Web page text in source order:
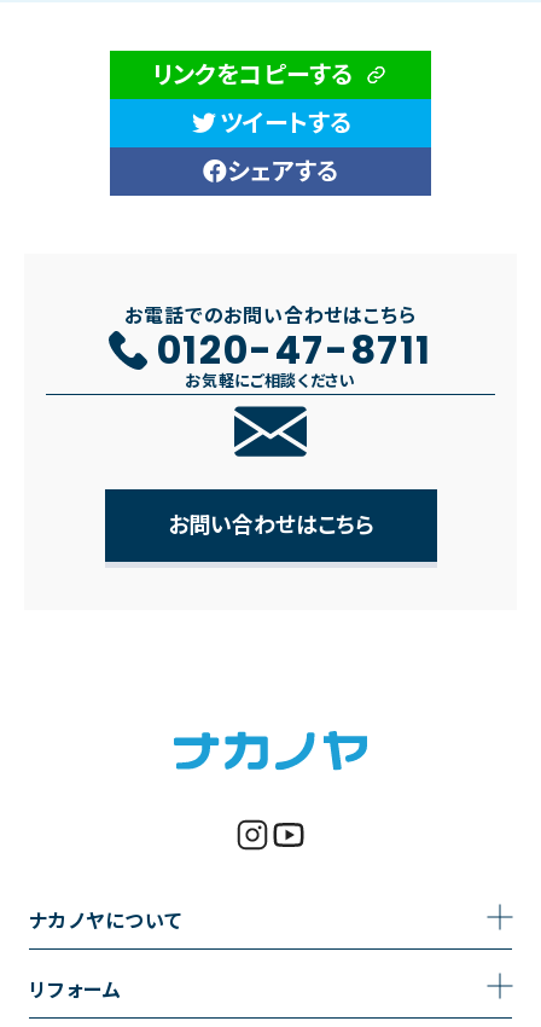
リンクをコピーする
ツイートする
シェアする
お電話でのお問い合わせはこちら
0120-47-8711
お気軽にご相談ください
お問い合わせはこちら
ナカノヤについて
リフォーム